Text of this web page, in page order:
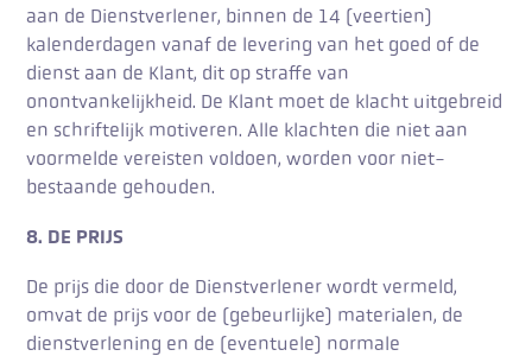
aan de Dienstverlener, binnen de 14 (veertien)
kalenderdagen vanaf de levering van het goed of de
dienst aan de Klant, dit op straffe van
onontvankelijkheid. De Klant moet de klacht uitgebreid
en schriftelijk motiveren. Alle klachten die niet aan
voormelde vereisten voldoen, worden voor niet-
bestaande gehouden.
8. DE PRIJS
De prijs die door de Dienstverlener wordt vermeld,
omvat de prijs voor de (gebeurlijke) materialen, de
dienstverlening en de (eventuele) normale